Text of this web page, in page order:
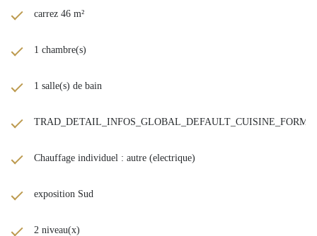
carrez 46 m²
1 chambre(s)
1 salle(s) de bain
Chauffage individuel : autre (electrique)
exposition Sud
2 niveau(x)